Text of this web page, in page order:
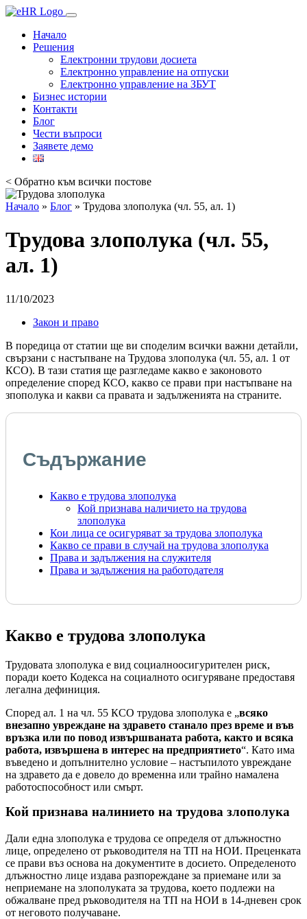
Начало
Решения
Електронни трудови досиета
Електронно управление на отпуски
Електронно управление на ЗБУТ
Бизнес истории
Контакти
Блог
Чести въпроси
Заявете демо
< Обратно към всички постове
Начало » Блог » Трудова злополука (чл. 55, ал. 1)
Трудова злополука (чл. 55,
ал. 1)
11/10/2023
Закон и право
В поредица от статии ще ви споделим всички важни детайли,
свързани с настъпване на Трудова злополука (чл. 55, ал. 1 от
КСО). В тази статия ще разгледаме какво е законовото
определение според КСО, какво се прави при настъпване на
зпополука и какви са правата и задълженията на страните.
Съдържание
Какво е трудова злополука
Кой признава наличието на трудова
злополука
Кои лица се осигуряват за трудова злополука
Какво се прави в случай на трудова злополука
Права и задължения на служителя
Права и задължения на работодателя
Какво е трудова злополука
Трудовата злополука е вид социалноосигурителен риск,
поради което Кодекса на социалното осигуряване предоставя
легална дефиниция.
Според ал. 1 на чл. 55 КСО трудова злополука е „всяко
внезапно увреждане на здравето станало през време и във
връзка или по повод извършваната работа, както и всяка
работа, извършена в интерес на предприятието“. Като има
въведено и допълнително условие – настъпилото увреждане
на здравето да е довело до временна или трайно намалена
работоспособност или смърт.
Кой признава налинието на трудова злополука
Дали една злополука е трудова се определя от длъжностно
лице, определено от ръководителя на ТП на НОИ. Преценката
се прави въз основа на документите в досието. Определеното
длъжностно лице издава разпореждане за приемане или за
неприемане на злополуката за трудова, което подлежи на
обжалване пред ръководителя на ТП на НОИ в 14-дневен срок
от неговото получаване.